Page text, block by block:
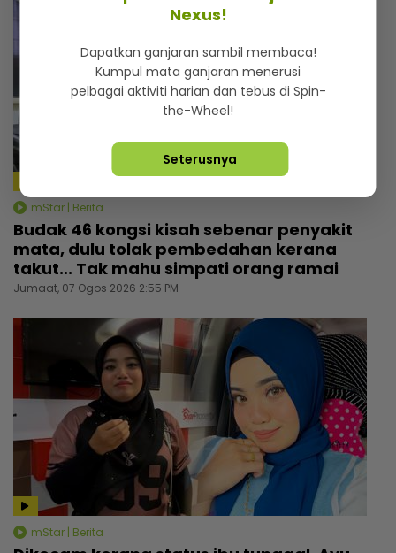
mStar | Berita
Budak 46 kongsi kisah sebenar penyakit
mata, dulu tolak pembedahan kerana
takut... Tak mahu simpati orang ramai
Jumaat, 07 Ogos 2026 2:55 PM
mStar | Berita
Nexus!
Dapatkan ganjaran sambil membaca!
Kumpul mata ganjaran menerusi
pelbagai aktiviti harian dan tebus di Spin-
the-Wheel!
Seterusnya